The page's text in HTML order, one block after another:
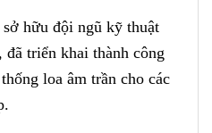
hữu đội ngũ kỹ thuật
triển khai thành công
loa âm trần cho các